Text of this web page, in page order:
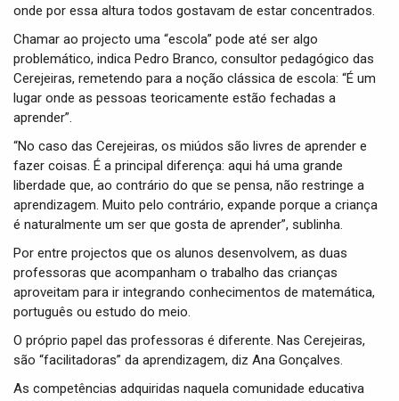
onde por essa altura todos gostavam de estar concentrados.
Chamar ao projecto uma “escola” pode até ser algo
problemático, indica Pedro Branco, consultor pedagógico das
Cerejeiras, remetendo para a noção clássica de escola: “É um
lugar onde as pessoas teoricamente estão fechadas a
aprender”.
“No caso das Cerejeiras, os miúdos são livres de aprender e
fazer coisas. É a principal diferença: aqui há uma grande
liberdade que, ao contrário do que se pensa, não restringe a
aprendizagem. Muito pelo contrário, expande porque a criança
é naturalmente um ser que gosta de aprender”, sublinha.
Por entre projectos que os alunos desenvolvem, as duas
professoras que acompanham o trabalho das crianças
aproveitam para ir integrando conhecimentos de matemática,
português ou estudo do meio.
O próprio papel das professoras é diferente. Nas Cerejeiras,
são “facilitadoras” da aprendizagem, diz Ana Gonçalves.
As competências adquiridas naquela comunidade educativa